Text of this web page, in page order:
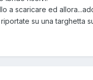
a scaricare ed
su una targhetta